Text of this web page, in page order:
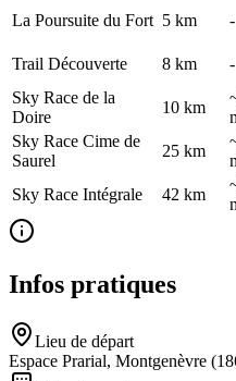
La Poursuite du Fort 5 km -
Trail Découverte
8 km -
Sky Race de la
Doire
10 km
Sky Race Cime de
Saurel
25 km
Sky Race Intégrale
42 km
Infos pratiques
Lieu de départ
Espace Prarial, Montgenèvre